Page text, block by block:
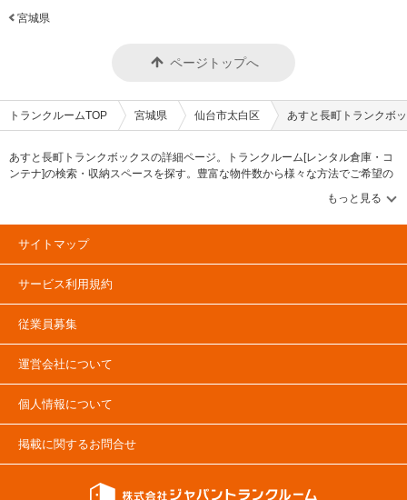
宮城県
ページトップへ
トランクルームTOP 宮城県 仙台市太白区 あすと長町トランクボ
あすと長町トランクボックスの詳細ページ。トランクルーム[レンタル倉庫・コ
ンテナ]の検索・収納スペースを探す。豊富な物件数から様々な方法でご希望の
収納スペースを簡単に探せるトランクルーム情報サイトです。あすと長町トラ
ンクボックスの住所・最寄りの駅、物件タイプのご紹介や料金表、お得なキャ
ンペーン情報もあります。気になる物件タイプを見つけたら、メールか電話で
お問合せが可能です（無料）。
サイトマップ
サービス利用規約
従業員募集
運営会社について
個人情報について
掲載に関するお問合せ